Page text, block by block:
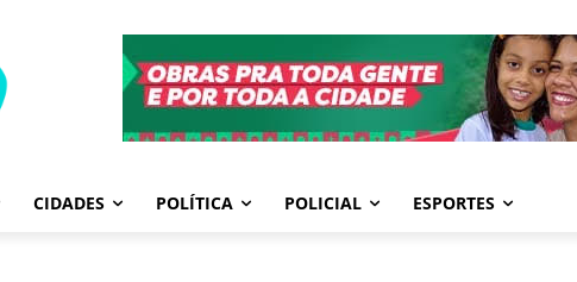
CIDADES POLÍTICA POLICIAL ESPORTES